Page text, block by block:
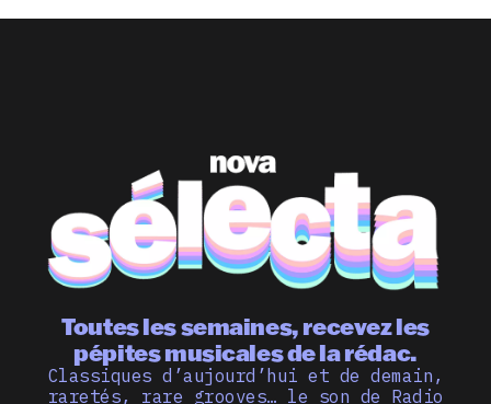
Toutes les semaines, recevez les
pépites musicales de la rédac.
Classiques d’aujourd’hui et de demain,
raretés, rare grooves… le son de Radio